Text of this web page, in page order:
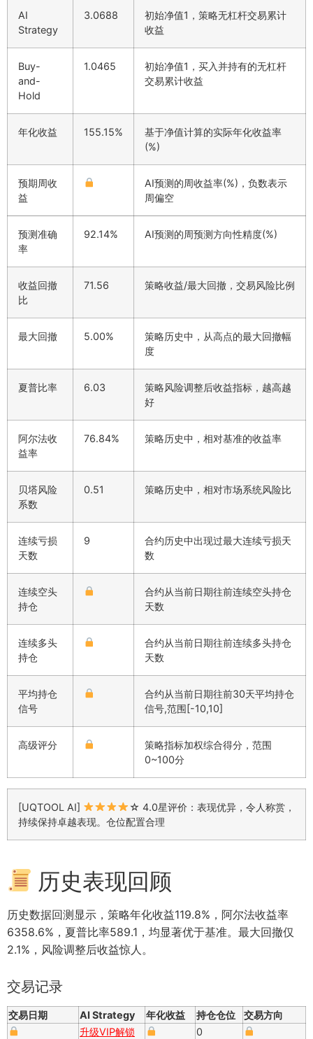
AI
Strategy
3.0688
初始净值1，策略无杠杆交易累计
收益
Buy-
and-
Hold
1.0465
初始净值1，买入并持有的无杠杆
交易累计收益
年化收益 155.15%
基于净值计算的实际年化收益率
(%)
预期周收
益
AI预测的周收益率(%)，负数表示
周偏空
预测准确
率
92.14% AI预测的周预测方向性精度(%)
收益回撤
比
71.56 策略收益/最大回撤，交易风险比例
最大回撤 5.00%
策略历史中，从高点的最大回撤幅
度
夏普比率 6.03
策略风险调整后收益指标，越高越
好
阿尔法收
益率
76.84% 策略历史中，相对基准的收益率
贝塔风险
系数
0.51 策略历史中，相对市场系统风险比
连续亏损
天数
9
合约历史中出现过最大连续亏损天
数
连续空头
持仓
合约从当前日期往前连续空头持仓
天数
连续多头
持仓
合约从当前日期往前连续多头持仓
天数
平均持仓
信号
合约从当前日期往前30天平均持仓
信号,范围[-10,10]
高级评分
策略指标加权综合得分，范围
0~100分
[UQTOOL AI]
☆ 4.0星评价：表现优异，令人称赏，
持续保持卓越表现。仓位配置合理
历史表现回顾
历史数据回测显示，策略年化收益119.8%，阿尔法收益率
6358.6%，夏普比率589.1，均显著优于基准。最大回撤仅
2.1%，风险调整后收益惊人。
交易记录
交易日期 AI Strategy 年化收益 持仓仓位
交易方向
升级VIP解锁
0